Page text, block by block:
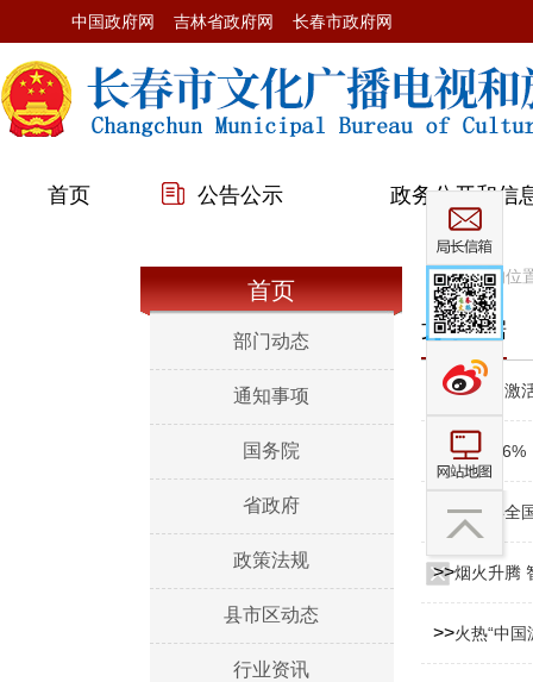
中国政府网 吉林省政府网 长春市政府网
首页 公告公示 政务公开和信
首页
部门动态
通知事项
国务院
省政府
政策法规
县市区动态
行业资讯
您当前的位
文旅数据
>>长春：激
>>增长4.6%
>>上半年全
>>烟火升腾
>>火热“中